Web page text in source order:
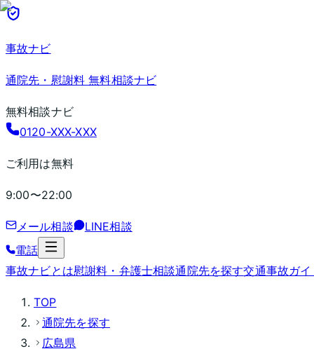
事故ナビ
通院先・慰謝料 無料相談ナビ
無料相談ナビ
0120-XXX-XXX
ご利用は無料
9:00〜22:00
メール相談
LINE相談
電話
事故ナビとは慰謝料・弁護士相談通院先を探す交通事故ガイ
TOP
通院先を探す
広島県